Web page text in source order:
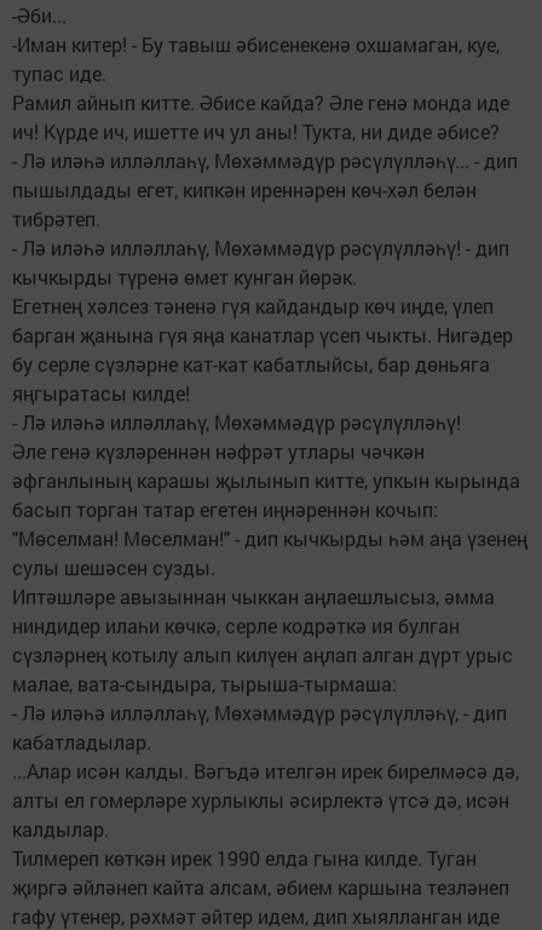
-Әби...
-Иман китер! - Бу тавыш әбисенекенә охшамаган, куе,
тупас иде.
Рамил айнып китте. Әбисе кайда? Әле генә монда иде
ич! Күрде ич, ишетте ич ул аны! Тукта, ни диде әбисе?
- Лә иләһә илләллаһү, Мөхәммәдүр рәсүлүлләһү... - дип
пышылдады егет, кипкән иреннәрен көч-хәл белән
тибрәтеп.
- Лә иләһә илләллаһү, Мөхәммәдүр рәсүлүлләһү! - дип
кычкырды түренә өмет кунган йөрәк.
Егетнең хәлсез тәненә гүя кайдандыр көч иңде, үлеп
барган җанына гүя яңа канатлар үсеп чыкты. Нигәдер
бу серле сүзләрне кат-кат кабатлыйсы, бар дөньяга
яңгыратасы килде!
- Лә иләһә илләллаһү, Мөхәммәдүр рәсүлүлләһү!
Әле генә күзләреннән нәфрәт утлары чәчкән
әфганлының карашы җылынып китте, упкын кырында
басып торган татар егетен иңнәреннән кочып:
"Мөселман! Мөселман!" - дип кычкырды һәм аңа үзенең
сулы шешәсен сузды.
Иптәшләре авызыннан чыккан аңлаешлысыз, әмма
ниндидер илаһи көчкә, серле кодрәткә ия булган
сүзләрнең котылу алып килүен аңлап алган дүрт урыс
малае, вата-сындыра, тырыша-тырмаша:
- Лә иләһә илләллаһү, Мөхәммәдүр рәсүлүлләһү, - дип
кабатладылар.
...Алар исән калды. Вәгъдә ителгән ирек бирелмәсә дә,
алты ел гомерләре хурлыклы әсирлектә үтсә дә, исән
калдылар.
Тилмереп көткән ирек 1990 елда гына килде. Туган
җиргә әйләнеп кайта алсам, әбием каршына тезләнеп
гафу үтенер, рәхмәт әйтер идем, дип хыялланган иде